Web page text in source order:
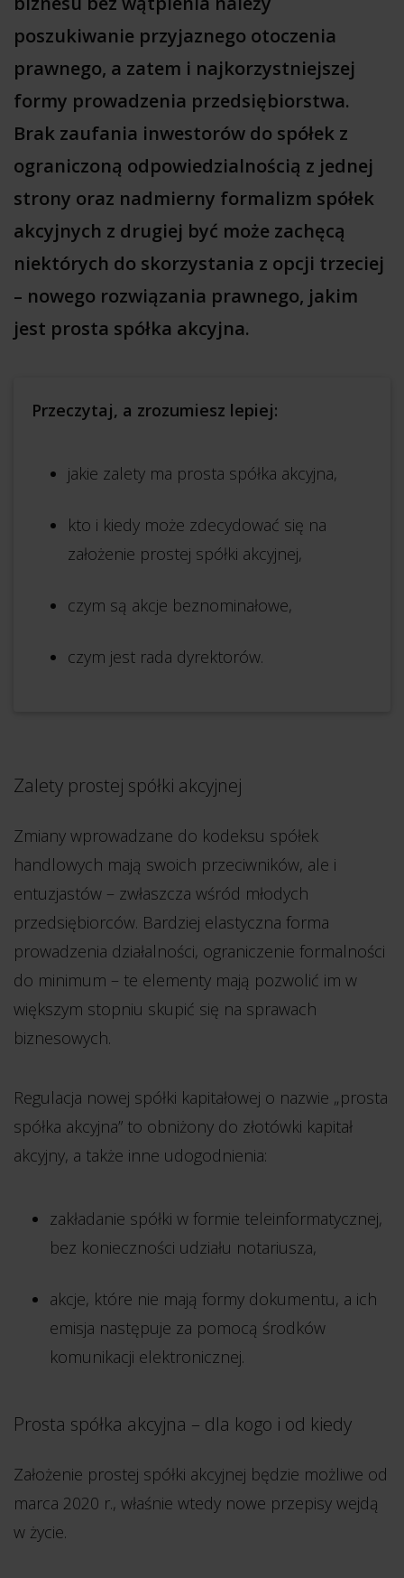
poszukiwanie przyjaznego otoczenia
prawnego, a zatem i najkorzystniejszej
formy prowadzenia przedsiębiorstwa.
Brak zaufania inwestorów do spółek z
ograniczoną odpowiedzialnością z jednej
strony oraz nadmierny formalizm spółek
akcyjnych z drugiej być może zachęcą
niektórych do skorzystania z opcji trzeciej
– nowego rozwiązania prawnego, jakim
jest prosta spółka akcyjna.
Przeczytaj, a zrozumiesz lepiej:
jakie zalety ma prosta spółka akcyjna,
kto i kiedy może zdecydować się na
założenie prostej spółki akcyjnej,
czym są akcje beznominałowe,
czym jest rada dyrektorów.
Zalety prostej spółki akcyjnej
Zmiany wprowadzane do kodeksu spółek
handlowych mają swoich przeciwników, ale i
entuzjastów – zwłaszcza wśród młodych
przedsiębiorców. Bardziej elastyczna forma
prowadzenia działalności, ograniczenie formalności
do minimum – te elementy mają pozwolić im w
większym stopniu skupić się na sprawach
biznesowych.
Regulacja nowej spółki kapitałowej o nazwie „prosta
spółka akcyjna” to obniżony do złotówki kapitał
akcyjny, a także inne udogodnienia:
zakładanie spółki w formie teleinformatycznej,
bez konieczności udziału notariusza,
akcje, które nie mają formy dokumentu, a ich
emisja następuje za pomocą środków
komunikacji elektronicznej.
Prosta spółka akcyjna – dla kogo i od kiedy
Założenie prostej spółki akcyjnej będzie możliwe od
marca 2020 r., właśnie wtedy nowe przepisy wejdą
w życie.